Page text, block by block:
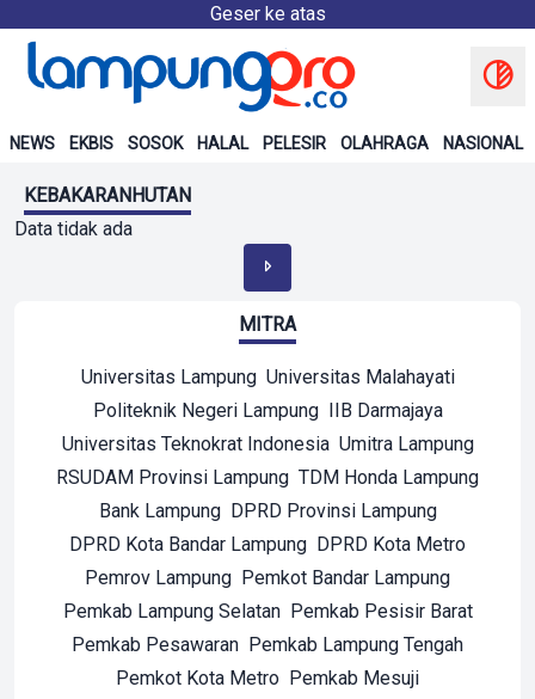
Geser ke atas
NEWS EKBIS SOSOK HALAL PELESIR OLAHRAGA NASIONAL
KEBAKARANHUTAN
Data tidak ada
MITRA
Universitas Lampung Universitas Malahayati
Politeknik Negeri Lampung IIB Darmajaya
Universitas Teknokrat Indonesia Umitra Lampung
RSUDAM Provinsi Lampung TDM Honda Lampung
Bank Lampung DPRD Provinsi Lampung
DPRD Kota Bandar Lampung DPRD Kota Metro
Pemrov Lampung Pemkot Bandar Lampung
Pemkab Lampung Selatan Pemkab Pesisir Barat
Pemkab Pesawaran Pemkab Lampung Tengah
Pemkot Kota Metro Pemkab Mesuji